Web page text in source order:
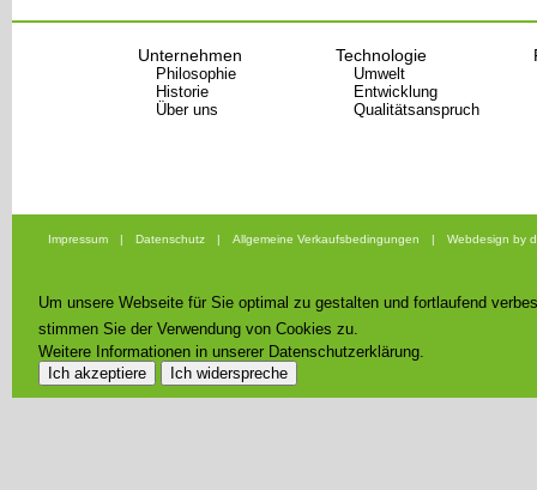
Unternehmen
Philosophie
Historie
Über uns
Technologie
Umwelt
Entwicklung
Qualitätsanspruch
Impressum | Datenschutz | Allgemeine Verkaufsbedingungen | Webdesign by
Um unsere Webseite für Sie optimal zu gestalten und fortlaufend
stimmen Sie der Verwendung von Cookies zu.
Weitere Informationen in unserer Datenschutzerklärung.
Ich akzeptiere
Ich widerspreche